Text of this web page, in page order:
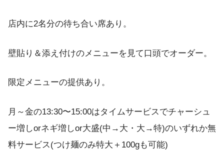
店内に2名分の待ち合い席あり。
壁貼り＆添え付けのメニューを見て口頭でオーダー。
限定メニューの提供あり。
月～金の13:30〜15:00はタイムサービスでチャーシュ
ー増しorネギ増しor大盛(中→大・大→特)のいずれか無
料サービス(つけ麺のみ特大＋100gも可能)